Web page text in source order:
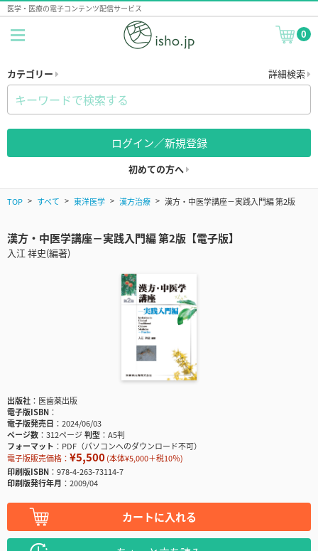
医学・医療の電子コンテンツ配信サービス
0
カテゴリー 詳細検索
ログイン／新規登録
初めての方へ
TOP すべて 東洋医学 漢方治療 漢方・中医学講座－実践入門編 第2版
漢方・中医学講座－実践入門編 第2版【電子版】
入江 祥史(編著)
出版社
医歯薬出版
電子版ISBN
電子版発売日
2024/06/03
ページ数
312ページ判型
A5判
フォーマット
PDF（パソコンへのダウンロード不可）
電子版販売価格： ¥5,500(本体¥5,000＋税10％)
印刷版ISBN
978-4-263-73114-7
印刷版発行年月
2009/04
カートに入れる